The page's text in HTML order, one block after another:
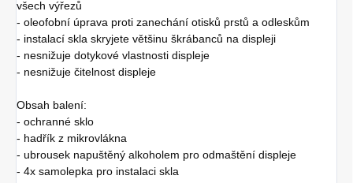
všech výřezů
- oleofobní úprava proti zanechání otisků prstů a odleskům
- instalací skla skryjete většinu škrábanců na displeji
- nesnižuje dotykové vlastnosti displeje
- nesnižuje čitelnost displeje
Obsah balení:
- ochranné sklo
- hadřík z mikrovlákna
- ubrousek napuštěný alkoholem pro odmaštění displeje
- 4x samolepka pro instalaci skla